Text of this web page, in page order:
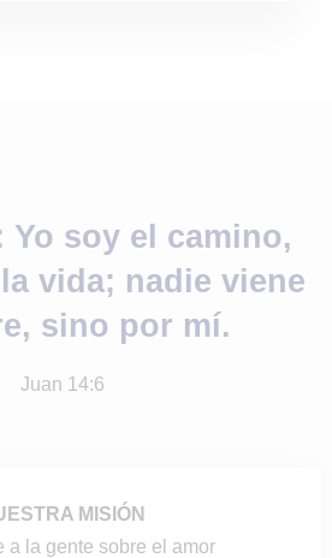
soy el camino,
vida; nadie viene
sino por mí.
Juan 14:6
MISIÓN
a la gente sobre el amor